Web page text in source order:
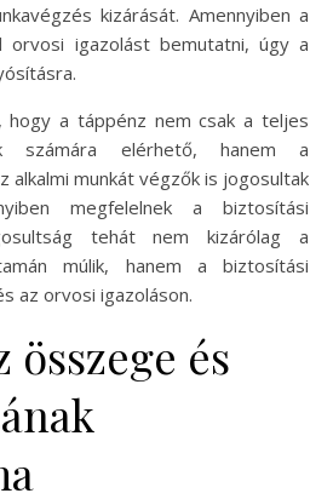
kizárását. Amennyiben a
orvosi igazolást bemutatni, úgy a
hogy a táppénz nem csak a teljes
számára elérhető, hanem a
alkalmi munkát végzők is jogosultak
megfelelnek a biztosítási
tehát nem kizárólag a
múlik, hanem a biztosítási
az orvosi igazoláson.
összege és